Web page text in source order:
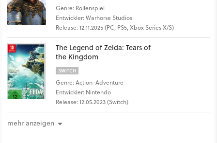
Genre: Rollenspiel
Entwickler: Warhorse Studios
Release: 12.11.2025 (PC, PS5, Xbox Series X/S)
The Legend of Zelda: Tears of
the Kingdom
SWITCH
Genre: Action-Adventure
Entwickler: Nintendo
Release: 12.05.2023 (Switch)
mehr anzeigen